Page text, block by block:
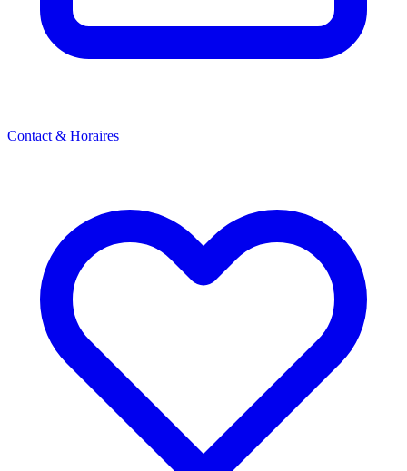
Contact & Horaires